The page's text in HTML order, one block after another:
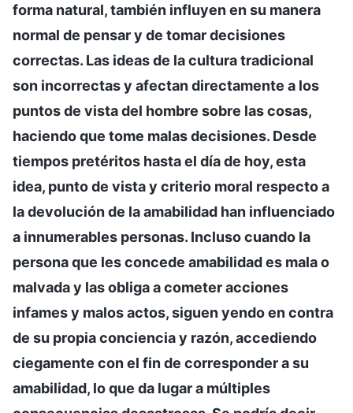
forma natural, también influyen en su manera
normal de pensar y de tomar decisiones
correctas. Las ideas de la cultura tradicional
son incorrectas y afectan directamente a los
puntos de vista del hombre sobre las cosas,
haciendo que tome malas decisiones. Desde
tiempos pretéritos hasta el día de hoy, esta
idea, punto de vista y criterio moral respecto a
la devolución de la amabilidad han influenciado
a innumerables personas. Incluso cuando la
persona que les concede amabilidad es mala o
malvada y las obliga a cometer acciones
infames y malos actos, siguen yendo en contra
de su propia conciencia y razón, accediendo
ciegamente con el fin de corresponder a su
amabilidad, lo que da lugar a múltiples